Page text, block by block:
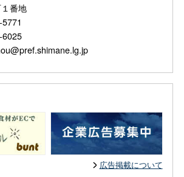
町１番地
6025
広告掲載について